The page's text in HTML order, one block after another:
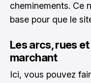
cheminements. Ce
base pour que le
Les arcs, rues
marchant
Ici, vous pouvez